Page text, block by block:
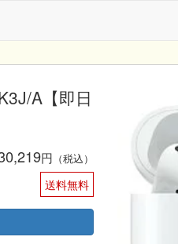
A【即日
円 （税込）
送料無料